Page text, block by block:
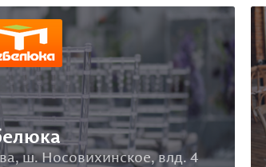
ш. Носовихинское, влд. 4